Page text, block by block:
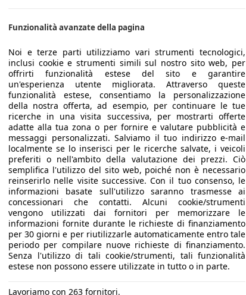
Funzionalità avanzate della pagina
Noi e terze parti utilizziamo vari strumenti tecnologici,
inclusi cookie e strumenti simili sul nostro sito web, per
offrirti funzionalità estese del sito e garantire
un'esperienza utente migliorata. Attraverso queste
funzionalità estese, consentiamo la personalizzazione
della nostra offerta, ad esempio, per continuare le tue
ricerche in una visita successiva, per mostrarti offerte
adatte alla tua zona o per fornire e valutare pubblicità e
messaggi personalizzati. Salviamo il tuo indirizzo e-mail
localmente se lo inserisci per le ricerche salvate, i veicoli
preferiti o nell'ambito della valutazione dei prezzi. Ciò
semplifica l'utilizzo del sito web, poiché non è necessario
reinserirlo nelle visite successive. Con il tuo consenso, le
informazioni basate sull'utilizzo saranno trasmesse ai
concessionari che contatti. Alcuni cookie/strumenti
vengono utilizzati dai fornitori per memorizzare le
informazioni fornite durante le richieste di finanziamento
per 30 giorni e per riutilizzarle automaticamente entro tale
periodo per compilare nuove richieste di finanziamento.
Senza l'utilizzo di tali cookie/strumenti, tali funzionalità
estese non possono essere utilizzate in tutto o in parte.
Lavoriamo con 263 fornitori.
390cv DSG